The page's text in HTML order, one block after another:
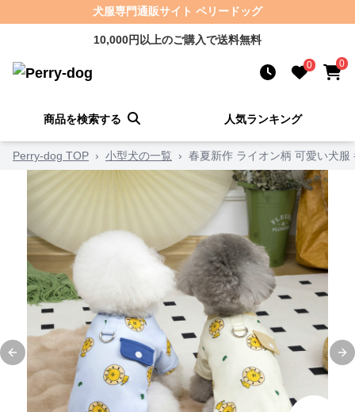
犬服専門通販サイト ペリードッグ
10,000円以上のご購入で送料無料
0 0
商品を検索する 人気ランキング
Perry-dog TOP › 小型犬の一覧 › 春夏新作 ライオン柄 可愛い犬服
Previous slide